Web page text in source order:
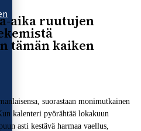
aika ruutujen
tämän kaiken
suorastaan monimutkainen
kalenteri pyörähtää lokakuun
asti kestävä harmaa vaellus,